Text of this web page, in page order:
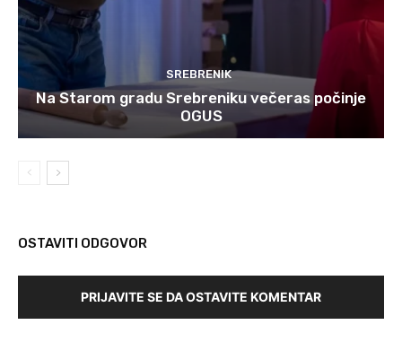
SREBRENIK
Na Starom gradu Srebreniku večeras počinje
OGUS
OSTAVITI ODGOVOR
PRIJAVITE SE DA OSTAVITE KOMENTAR